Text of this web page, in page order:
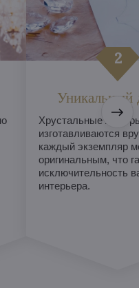
Уникальный
Хрустальные
изготавливаются
каждый экземпляр
оригинальным, что
исключительность
интерьера.